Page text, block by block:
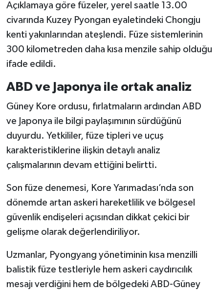
Açıklamaya göre füzeler, yerel saatle 13.00
civarında Kuzey Pyongan eyaletindeki Chongju
kenti yakınlarından ateşlendi. Füze sistemlerinin
300 kilometreden daha kısa menzile sahip olduğu
ifade edildi.
ABD ve Japonya ile ortak analiz
Güney Kore ordusu, fırlatmaların ardından ABD
ve Japonya ile bilgi paylaşımının sürdüğünü
duyurdu. Yetkililer, füze tipleri ve uçuş
karakteristiklerine ilişkin detaylı analiz
çalışmalarının devam ettiğini belirtti.
Son füze denemesi, Kore Yarımadası’nda son
dönemde artan askeri hareketlilik ve bölgesel
güvenlik endişeleri açısından dikkat çekici bir
gelişme olarak değerlendiriliyor.
Uzmanlar, Pyongyang yönetiminin kısa menzilli
balistik füze testleriyle hem askeri caydırıcılık
mesajı verdiğini hem de bölgedeki ABD-Güney